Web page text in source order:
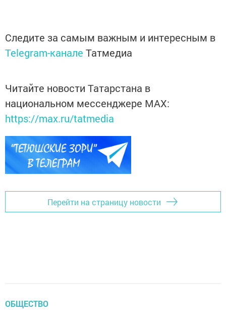
Следите за самым важным и интересным в
Telegram-канале Татмедиа
Читайте новости Татарстана в
национальном мессенджере MАХ:
https://max.ru/tatmedia
Перейти на страницу новости
ОБЩЕСТВО